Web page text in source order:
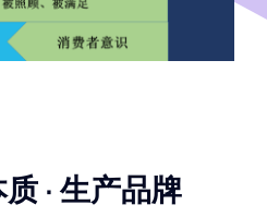
· 生产品牌